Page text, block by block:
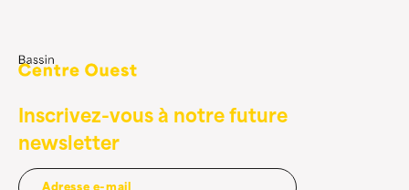
Inscrivez-vous à notre future
newsletter